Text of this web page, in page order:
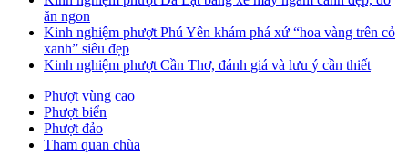
ăn ngon
Kinh nghiệm phượt Phú Yên khám phá xứ “hoa vàng trên cỏ
xanh” siêu đẹp
Kinh nghiệm phượt Cần Thơ, đánh giá và lưu ý cần thiết
Phượt vùng cao
Phượt biển
Phượt đảo
Tham quan chùa